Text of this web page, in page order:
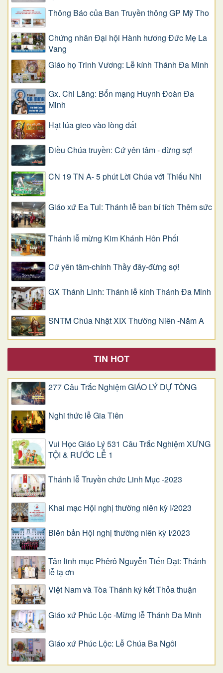
Thông Báo của Ban Truyền thông GP Mỹ Tho
Chứng nhân Đại hội Hành hương Đức Mẹ La
Vang
Giáo họ Trinh Vương: Lễ kính Thánh Đa Minh
Gx. Chi Lăng: Bổn mạng Huynh Đoàn Đa
Minh
Hạt lúa gieo vào lòng đất
Điều Chúa truyền: Cứ yên tâm - đừng sợ!
CN 19 TN A- 5 phút Lời Chúa với Thiếu Nhi
Giáo xứ Ea Tul: Thánh lễ ban bí tích Thêm sức
Thánh lễ mừng Kim Khánh Hôn Phối
Cứ yên tâm-chính Thầy đây-đừng sợ!
GX Thánh Linh: Thánh lễ kính Thánh Đa Minh
SNTM Chúa Nhật XIX Thường Niên -Năm A
TIN HOT
277 Câu Trắc Nghiệm GIÁO LÝ DỰ TÒNG
Nghi thức lễ Gia Tiên
Vui Học Giáo Lý 531 Câu Trắc Nghiệm XƯNG
TỘI & RƯỚC LỄ 1
Thánh lễ Truyền chức Linh Mục -2023
Khai mạc Hội nghị thường niên kỳ I/2023
Biên bản Hội nghị thường niên kỳ I/2023
Tân linh mục Phêrô Nguyễn Tiến Đạt: Thánh
lễ tạ ơn
Việt Nam và Tòa Thánh ký kết Thỏa thuận
Giáo xứ Phúc Lộc -Mừng lễ Thánh Đa Minh
Giáo xứ Phúc Lộc: Lễ Chúa Ba Ngôi